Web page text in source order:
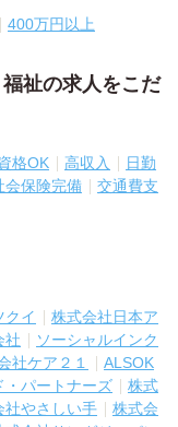
400万円以上
祉の求人をこだ
格OK 高収入
日勤
会保険完備
交通費支
クイ
株式会社日本ア
社
ソーシャルインク
社ケア２１
ALSOK
・パートナーズ
株式
社やさしい手
株式会